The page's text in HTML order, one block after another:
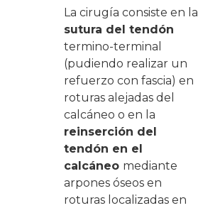
La cirugía consiste en la
sutura del tendón
termino-terminal
(pudiendo realizar un
refuerzo con fascia) en
roturas alejadas del
calcáneo o en la
reinserción del
tendón en el
calcáneo mediante
arpones óseos en
roturas localizadas en